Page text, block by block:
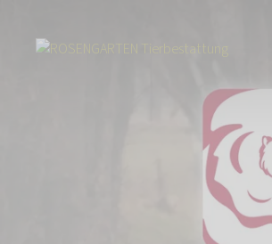
Imagefilm -